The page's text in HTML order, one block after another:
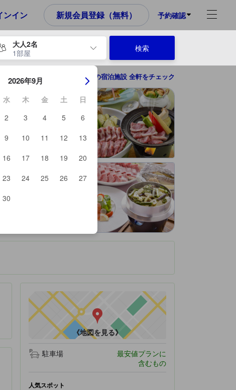
ンイン 新規会員登録（無料） 予約確認
大人2名
1部屋
ーを使用して、チェックイン日とチェックアウト日を移動します。
2026年9月
水 木 金 土
日
2 3 4 5
6
9 10 11 12
13
16 17 18 19
20
23 24 25 26
27
30
検索
軽井沢の宿泊施設 全軒をチェック
です。
《地図を見る》
駐車場
最安値プランに
含むもの
人気スポット